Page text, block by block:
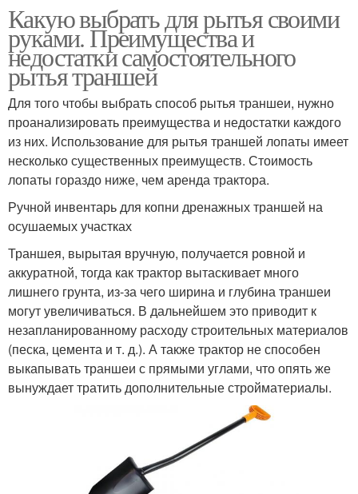
Какую выбрать для рытья своими
руками. Преимущества и
недостатки самостоятельного
рытья траншей
Для того чтобы выбрать способ рытья траншеи, нужно
проанализировать преимущества и недостатки каждого
из них. Использование для рытья траншей лопаты имеет
несколько существенных преимуществ. Стоимость
лопаты гораздо ниже, чем аренда трактора.
Ручной инвентарь для копни дренажных траншей на
осушаемых участках
Траншея, вырытая вручную, получается ровной и
аккуратной, тогда как трактор вытаскивает много
лишнего грунта, из-за чего ширина и глубина траншеи
могут увеличиваться. В дальнейшем это приводит к
незапланированному расходу строительных материалов
(песка, цемента и т. д.). А также трактор не способен
выкапывать траншеи с прямыми углами, что опять же
вынуждает тратить дополнительные стройматериалы.